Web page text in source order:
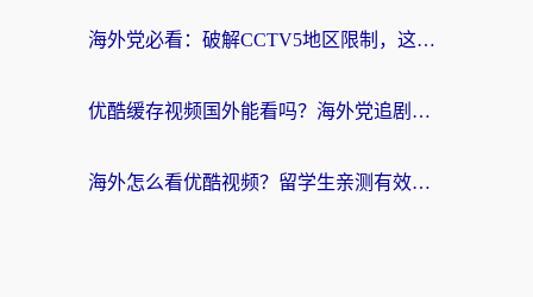
海外党必看：破解CCTV5地区限制，这样看欧洲杯奥运直播才够爽！
优酷缓存视频国外能看吗？海外党追剧看片的终极解决方案来了
海外怎么看优酷视频？留学生亲测有效的回国加速器选择指南